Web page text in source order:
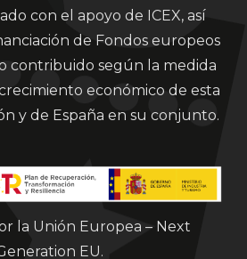
con el apoyo de ICEX, así
de Fondos europeos
contribuido según la medida
económico de esta
y de España en su conjunto.
la Unión Europea – Next
EU.